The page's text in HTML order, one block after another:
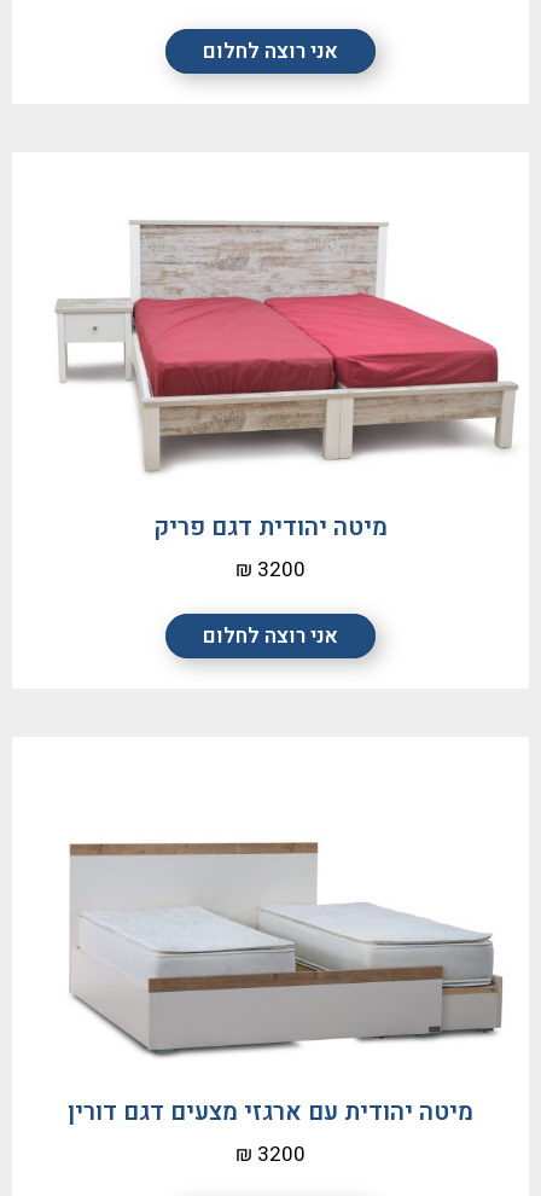
אני רוצה לחלום
אני רוצה לחלום
מיטה יהודית דגם פריק
3200 ₪
מיטה יהודית עם ארגזי מצעים דגם דורין
3200 ₪